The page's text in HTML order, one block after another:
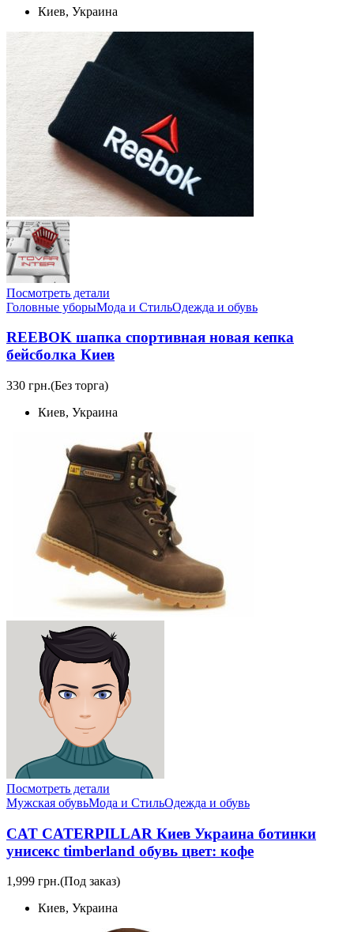
Киев, Украина
Посмотреть детали
Головные уборыМода и СтильОдежда и обувь
REEBOK шапка спортивная новая кепка
бейсболка Киев
330 грн.(Без торга)
Киев, Украина
Посмотреть детали
Мужская обувьМода и СтильОдежда и обувь
CAT CATERPILLAR Киев Украина ботинки
унисекс timberland обувь цвет: кофе
1,999 грн.(Под заказ)
Киев, Украина